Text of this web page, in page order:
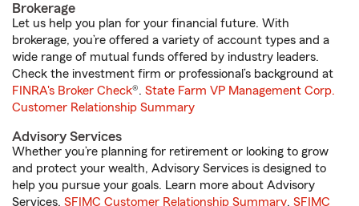
Brokerage
Let us help you plan for your financial future. With
brokerage, you’re offered a variety of account types and a
wide range of mutual funds offered by industry leaders.
Check the investment firm or professional’s background at
FINRA's Broker Check®. State Farm VP Management Corp.
Customer Relationship Summary
Advisory Services
Whether you’re planning for retirement or looking to grow
and protect your wealth, Advisory Services is designed to
help you pursue your goals. Learn more about Advisory
Services. SFIMC Customer Relationship Summary, SFIMC